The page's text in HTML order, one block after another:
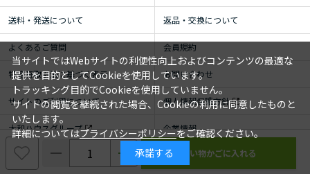
送料・発送について 返品・交換について
よくあるご質問 会員規約
特定商取引法に基づく表示 お問い合わせ
サイトのご利用について 個人情報保護方針
大和ハウスグループ 企業情報
© ROYAL HOMECENTER Co.,Ltd. ALL RIGHTS RESERVED.
当サイトではWebサイトの利便性向上およびコンテンツの最適な
提供を目的としてCookieを使用しています。
トラッキング目的でCookieを使用していません。
サイトの閲覧を継続された場合、Cookieの利用に同意したものと
いたします。
詳細についてはプライバシーポリシーをご確認ください。
承諾する